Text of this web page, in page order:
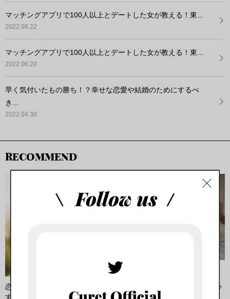
マッチングアプリで100人以上とデートした女が教える！東...
2022.06.22
マッチングアプリで100人以上とデートした女が教える！東...
2022.06.20
早く気付いたもの勝ち！？幸せな恋愛や結婚のためにするべ
き...
2022.04.30
RECOMMEND
恋愛をしたければ恋愛なんか今
すぐやめなさい！【前編...
恋愛をしたければ恋愛なんか今
すぐやめなさい！【後編...